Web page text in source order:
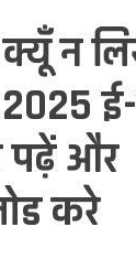
न
पढ़ें और
करे